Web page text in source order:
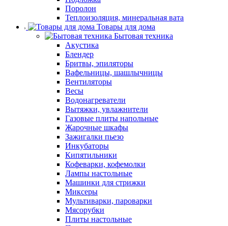
Поролон
Теплоизоляция, минеральная вата
Товары для дома
Бытовая техника
Акустика
Блендер
Бритвы, эпиляторы
Вафельницы, шашлычницы
Вентиляторы
Весы
Водонагреватели
Вытяжки, увлажнители
Газовые плиты напольные
Жарочные шкафы
Зажигалки пьезо
Инкубаторы
Кипятильники
Кофеварки, кофемолки
Лампы настольные
Машинки для стрижки
Миксеры
Мультиварки, пароварки
Мясорубки
Плиты настольные